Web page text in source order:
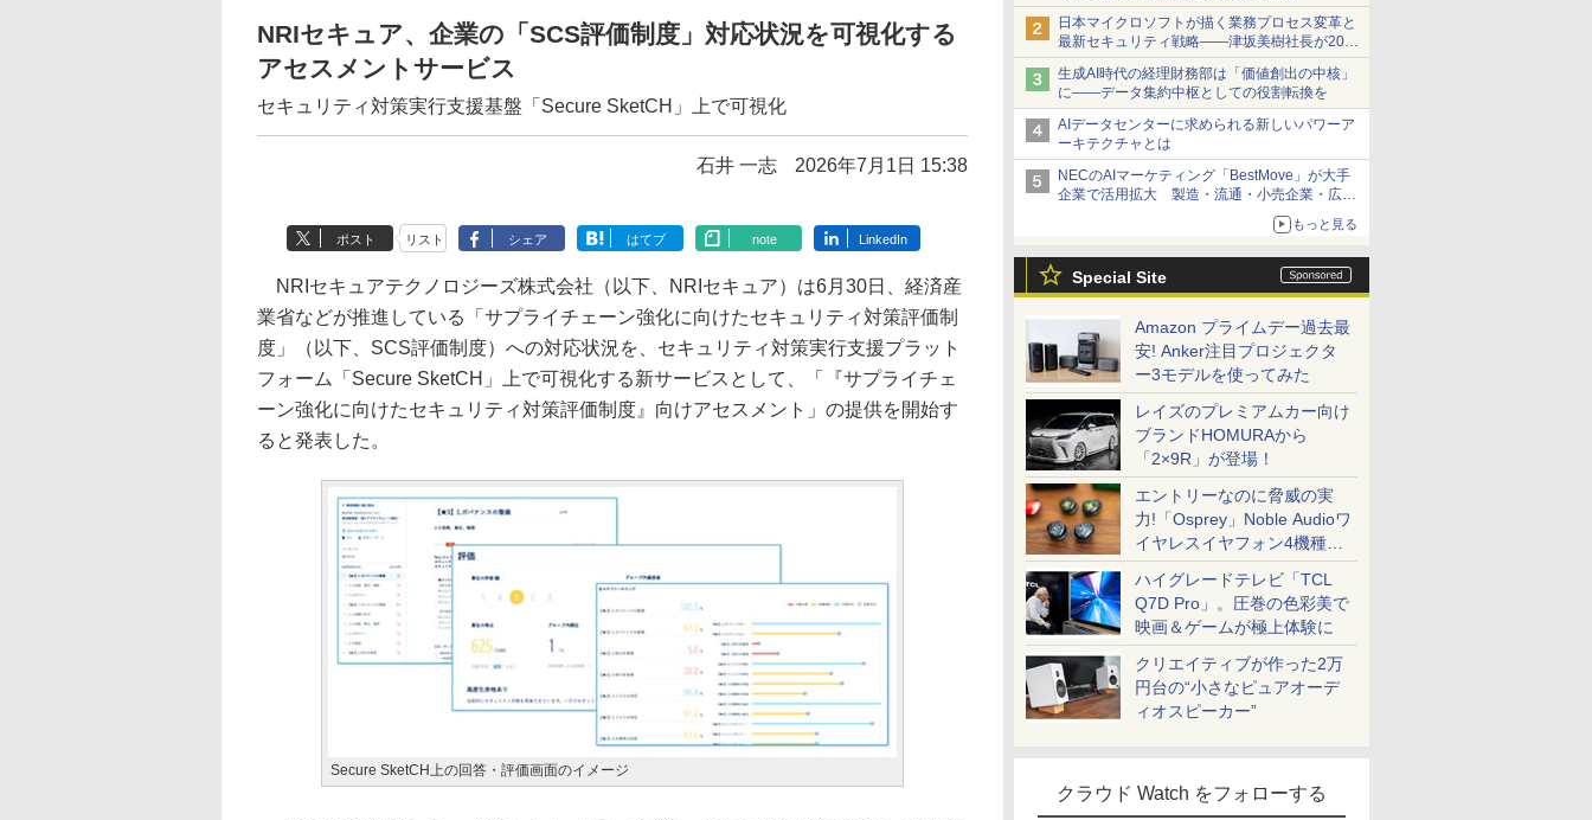
日本マイクロソフトが描く業務プロセス変革と
最新セキュリティ戦略――津坂美樹社長が2027
年度戦略を説明
生成AI時代の経理財務部は「価値創出の中核」
に――データ集約中枢としての役割転換を
AIデータセンターに求められる新しいパワーア
ーキテクチャとは
NECのAIマーケティング「BestMove」が大手
企業で活用拡大 製造・流通・小売企業・広告
もっと見る
Special Site
Amazon プライムデー過去最
安! Anker注目プロジェクタ
ー3モデルを使ってみた
レイズのプレミアムカー向け
ブランドHOMURAから
「2×9R」が登場！
エントリーなのに脅威の実
力!「Osprey」Noble Audioワ
イヤレスイヤフォン4機種を
一気に聴く
ハイグレードテレビ「TCL
Q7D Pro」。圧巻の色彩美で
映画＆ゲームが極上体験に
クリエイティブが作った2万
円台の“小さなピュアオーデ
ィオスピーカー”
クラウド Watch をフォローする
NRIセキュア、企業の「SCS評価制度」対応状況を可視化する
アセスメントサービス
セキュリティ対策実行支援基盤「Secure SketCH」上で可視化
石井 一志 2026年7月1日 15:38
ポスト リスト シェア はてブ note LinkedIn
NRIセキュアテクノロジーズ株式会社（以下、NRIセキュア）は6月30日、経済産
業省などが推進している「サプライチェーン強化に向けたセキュリティ対策評価制
度」（以下、SCS評価制度）への対応状況を、セキュリティ対策実行支援プラット
フォーム「Secure SketCH」上で可視化する新サービスとして、「『サプライチェ
ーン強化に向けたセキュリティ対策評価制度』向けアセスメント」の提供を開始す
ると発表した。
Secure SketCH上の回答・評価画面のイメージ